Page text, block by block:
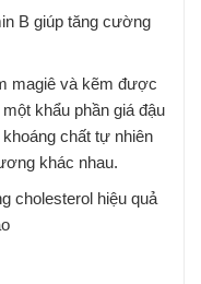
B giúp tăng cường
magiê và kẽm được
khẩu phần giá đậu
chất tự nhiên
khác nhau.
cholesterol hiệu quả